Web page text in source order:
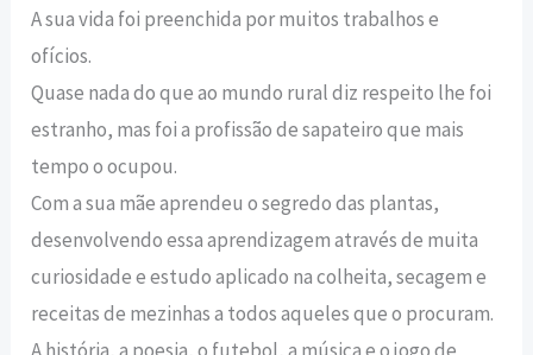
A sua vida foi preenchida por muitos trabalhos e
ofícios.
Quase nada do que ao mundo rural diz respeito lhe foi
estranho, mas foi a profissão de sapateiro que mais
tempo o ocupou.
Com a sua mãe aprendeu o segredo das plantas,
desenvolvendo essa aprendizagem através de muita
curiosidade e estudo aplicado na colheita, secagem e
receitas de mezinhas a todos aqueles que o procuram.